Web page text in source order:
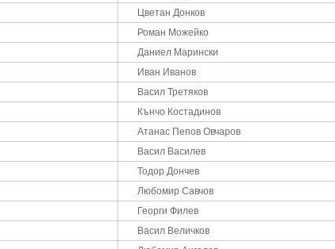
Цветан Донков
Роман Можейко
Даниел Марински
Иван Иванов
Васил Третяков
Кънчо Костадинов
Атанас Пепов Овчаров
Васил Василев
Тодор Дончев
Любомир Савчов
Георги Филев
Васил Величков